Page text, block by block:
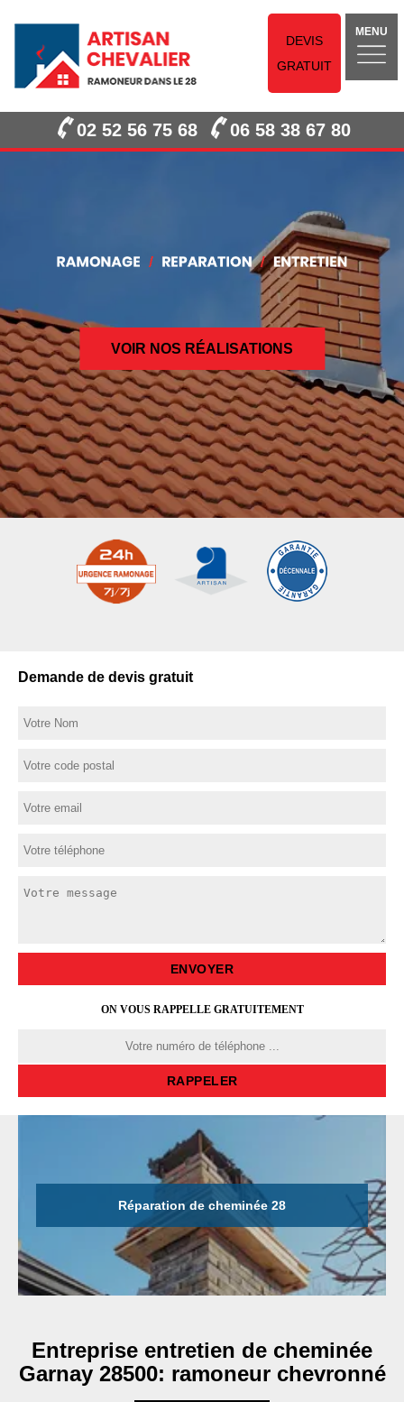
DEVIS
GRATUIT
MENU
02 52 56 75 68 06 58 38 67 80
VOIR NOS RÉALISATIONS
Demande de devis gratuit
ON VOUS RAPPELLE GRATUITEMENT
Réparation de cheminée 28
Entreprise entretien de cheminée
Garnay 28500: ramoneur chevronné